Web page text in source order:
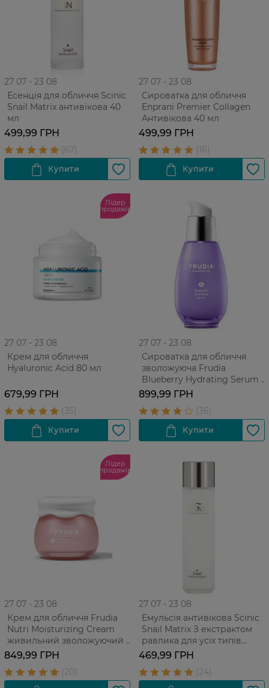
27 07 - 23 08
Есенція для обличчя Scinic
Snail Matrix антивікова 40
мл
499,99 ГРН
27 07 - 23 08
Сироватка для обличчя
Enprani Premier Collagen
Антивікова 40 мл
499,99 ГРН
Лідер
продажів
27 07 - 23 08
Крем для обличчя
Hyaluronic Acid 80 мл
679,99 ГРН
27 07 - 23 08
Сироватка для обличчя
зволожуюча Frudia
Blueberry Hydrating Serum з
чорницею для усіх типів
шкіри, 50 г
899,99 ГРН
Лідер
продажів
27 07 - 23 08
Крем для обличчя Frudia
Nutri Moisturizing Cream
живильний зволожуючий з
гранатом Для усіх типів
шкіри
849,99 ГРН
27 07 - 23 08
Емульсія антивікова Scinic
Snail Matrix З екстрактом
равлика для усіх типів
шкіри 150 мл
469,99 ГРН